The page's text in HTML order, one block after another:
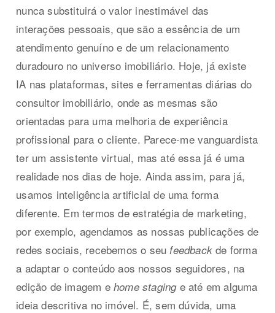
nunca substituirá o valor inestimável das
interações pessoais, que são a essência de um
atendimento genuíno e de um relacionamento
duradouro no universo imobiliário. Hoje, já existe
IA nas plataformas, sites e ferramentas diárias do
consultor imobiliário, onde as mesmas são
orientadas para uma melhoria de experiência
profissional para o cliente. Parece-me vanguardista
ter um assistente virtual, mas até essa já é uma
realidade nos dias de hoje. Ainda assim, para já,
usamos inteligência artificial de uma forma
diferente. Em termos de estratégia de marketing,
por exemplo, agendamos as nossas publicações de
redes sociais, recebemos o seu feedback de forma
a adaptar o conteúdo aos nossos seguidores, na
edição de imagem ehome staginge até em alguma
ideia descritiva no imóvel. É, sem dúvida, uma